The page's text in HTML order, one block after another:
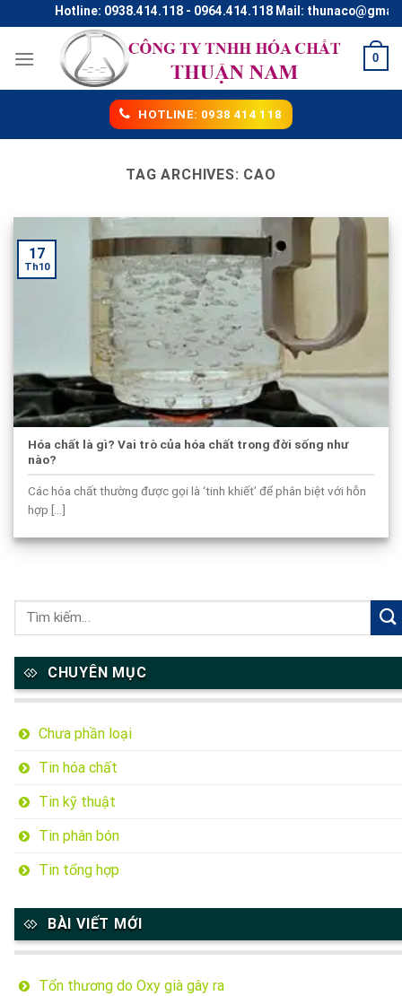
to
content
Hotline: 0938.414.118 - 0964.414.118 Mail:
0
HOTLINE: 0938 414 118
TAG ARCHIVES: CAO
Hóa chất là gì? Vai trò của hóa chất trong đời sống như
nào?
Các hóa chất thường được gọi là ‘tinh khiết’ để phân biệt với hỗn
hợp [...]
17
Th10
CHUYÊN MỤC
Chưa phần loại
Tin hóa chất
Tin kỹ thuật
Tin phân bón
Tin tổng hợp
BÀI VIẾT MỚI
Tổn thương do Oxy già gây ra